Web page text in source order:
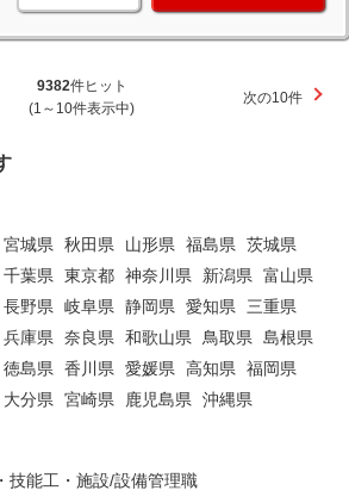
9382件ヒット
(1～10件表示中)
次の10件
宮城県 秋田県 山形県 福島県
茨城県
千葉県 東京都 神奈川県 新潟県
富山県
長野県 岐阜県 静岡県 愛知県
三重県
兵庫県 奈良県 和歌山県 鳥取県
島根県
徳島県 香川県 愛媛県 高知県
福岡県
大分県 宮崎県 鹿児島県 沖縄県
技能工・施設/設備管理職